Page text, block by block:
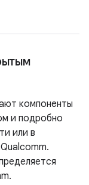
компоненты
и подробно
или в